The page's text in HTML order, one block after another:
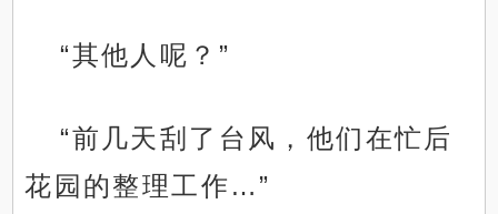
“其他人呢？”
“前几天刮了台风，他们在忙后
花园的整理工作…”